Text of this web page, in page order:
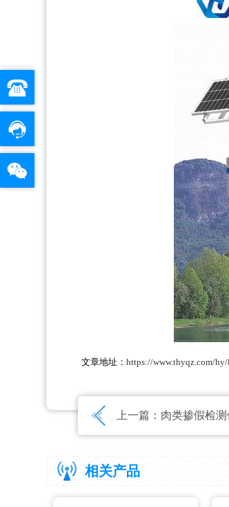
文章地址：https://www.thyqz.com/
上一篇： 肉类掺假检
相关产品